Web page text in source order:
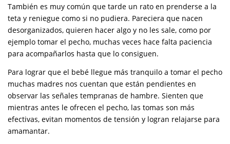
También es muy común que tarde un rato en prenderse a la
teta y reniegue como si no pudiera. Pareciera que nacen
desorganizados, quieren hacer algo y no les sale, como por
ejemplo tomar el pecho, muchas veces hace falta paciencia
para acompañarlos hasta que lo consiguen.
Para lograr que el bebé llegue más tranquilo a tomar el pecho
muchas madres nos cuentan que están pendientes en
observar las señales tempranas de hambre. Sienten que
mientras antes le ofrecen el pecho, las tomas son más
efectivas, evitan momentos de tensión y logran relajarse para
amamantar.